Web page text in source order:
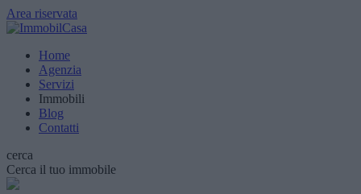
Area riservata
Home
Agenzia
Servizi
Immobili
Blog
Contatti
cerca
Cerca il tuo immobile